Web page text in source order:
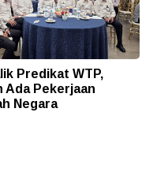
Predikat WTP,
Ada Pekerjaan
Negara